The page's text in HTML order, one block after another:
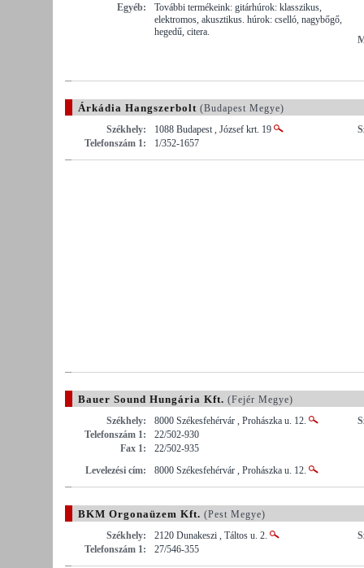
Egyéb:
További termékeink: gitárhúrok: klasszikus,
elektromos, akusztikus. húrok: cselló, nagybőgő,
hegedű, citera.
Árkádia Hangszerbolt (Budapest Megye)
Székhely:
1088 Budapest , József krt. 19
Telefonszám 1:
1/352-1657
Bauer Sound Hungária Kft. (Fejér Megye)
Székhely:
8000 Székesfehérvár , Prohászka u. 12.
Telefonszám 1:
22/502-930
Fax 1:
22/502-935
Levelezési cím:
8000 Székesfehérvár , Prohászka u. 12.
BKM Orgonaüzem Kft. (Pest Megye)
Székhely:
2120 Dunakeszi , Táltos u. 2.
Telefonszám 1:
27/546-355